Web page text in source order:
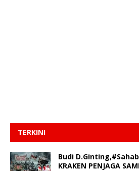
TERKINI
Budi
KRAKEN PENJAGA